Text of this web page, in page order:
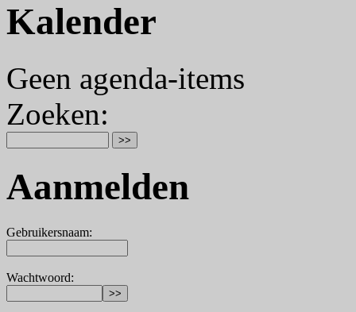
Kalender
Geen agenda-items
Zoeken:
Aanmelden
Gebruikersnaam:
Wachtwoord: